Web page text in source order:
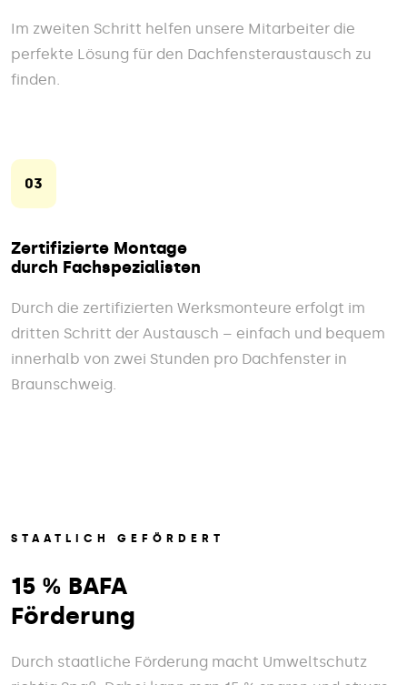
Im zweiten Schritt helfen unsere Mitarbeiter die
perfekte Lösung für den Dachfensteraustausch zu
finden.
03
Zertifizierte Montage
durch Fachspezialisten
Durch die zertifizierten Werksmonteure erfolgt im
dritten Schritt der Austausch – einfach und bequem
innerhalb von zwei Stunden pro Dachfenster in
Braunschweig.
STAATLICH GEFÖRDERT
15 % BAFA
Förderung
Durch staatliche Förderung macht Umweltschutz